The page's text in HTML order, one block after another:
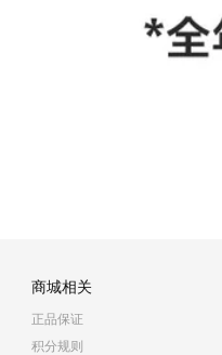
商城相关
正品保证
积分规则